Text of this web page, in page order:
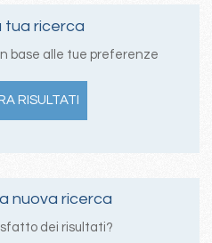
tua ricerca
base alle tue preferenze
RISULTATI
nuova ricerca
dei risultati?